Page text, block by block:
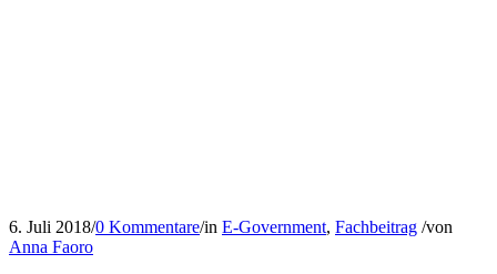
6. Juli 2018/0 Kommentare/in E-Government, Fachbeitrag /von
Anna Faoro